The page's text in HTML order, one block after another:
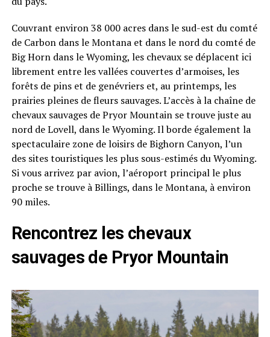
Couvrant environ 38 000 acres dans le sud-est du comté
de Carbon dans le Montana et dans le nord du comté de
Big Horn dans le Wyoming, les chevaux se déplacent ici
librement entre les vallées couvertes d’armoises, les
forêts de pins et de genévriers et, au printemps, les
prairies pleines de fleurs sauvages. L’accès à la chaîne de
chevaux sauvages de Pryor Mountain se trouve juste au
nord de Lovell, dans le Wyoming. Il borde également la
spectaculaire zone de loisirs de Bighorn Canyon, l’un
des sites touristiques les plus sous-estimés du Wyoming.
Si vous arrivez par avion, l’aéroport principal le plus
proche se trouve à Billings, dans le Montana, à environ
90 miles.
Rencontrez les chevaux
sauvages de Pryor Mountain